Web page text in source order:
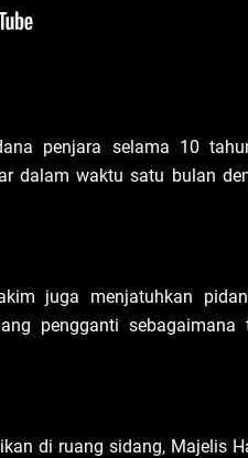
penjara selama 10
dalam waktu satu bulan
juga menjatuhkan
pengganti
di ruang sidang, Majelis